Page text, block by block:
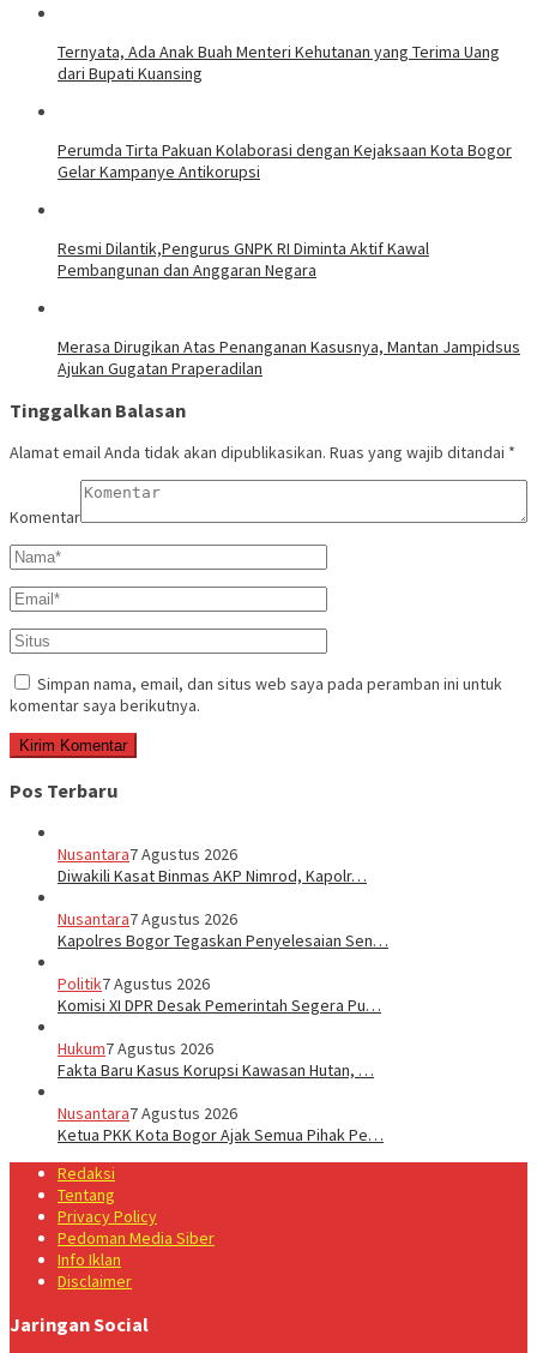
Ternyata, Ada Anak Buah Menteri Kehutanan yang Terima Uang
dari Bupati Kuansing
Perumda Tirta Pakuan Kolaborasi dengan Kejaksaan Kota Bogor
Gelar Kampanye Antikorupsi
Resmi Dilantik,Pengurus GNPK RI Diminta Aktif Kawal
Pembangunan dan Anggaran Negara
Merasa Dirugikan Atas Penanganan Kasusnya, Mantan Jampidsus
Ajukan Gugatan Praperadilan
Tinggalkan Balasan
Alamat email Anda tidak akan dipublikasikan. Ruas yang wajib ditandai *
Komentar
Simpan nama, email, dan situs web saya pada peramban ini untuk
komentar saya berikutnya.
Pos Terbaru
Nusantara7 Agustus 2026
Diwakili Kasat Binmas AKP Nimrod, Kapolr…
Nusantara7 Agustus 2026
Kapolres Bogor Tegaskan Penyelesaian Sen…
Politik7 Agustus 2026
Komisi XI DPR Desak Pemerintah Segera Pu…
Hukum7 Agustus 2026
Fakta Baru Kasus Korupsi Kawasan Hutan, …
Nusantara7 Agustus 2026
Ketua PKK Kota Bogor Ajak Semua Pihak Pe…
Redaksi
Tentang
Privacy Policy
Pedoman Media Siber
Info Iklan
Disclaimer
Jaringan Social